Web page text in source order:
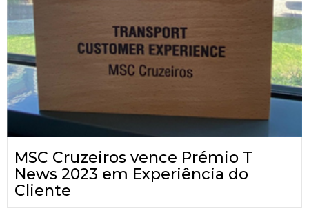
MSC Cruzeiros vence Prémio T
News 2023 em Experiência do
Cliente